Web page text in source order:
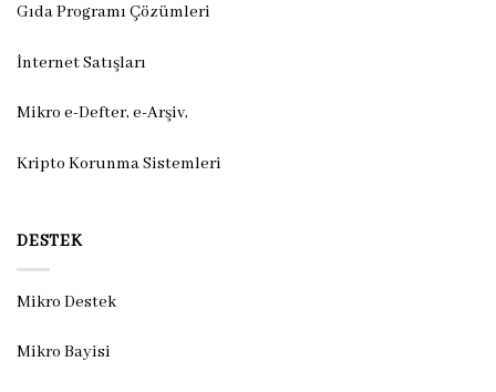
Gıda Programı Çözümleri
İnternet Satışları
Mikro e-Defter, e-Arşiv,
Kripto Korunma Sistemleri
DESTEK
Mikro Destek
Mikro Bayisi